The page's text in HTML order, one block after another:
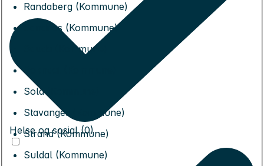
Randaberg (Kommune)
Sandnes (Kommune)
Sauda (Kommune)
Sokndal (Kommune)
Sola (Kommune)
Stavanger (Kommune)
Strand (Kommune)
Suldal (Kommune)
Helse og sosial (0)